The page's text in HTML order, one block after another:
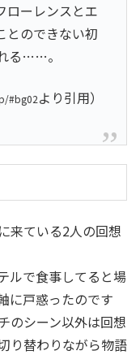
ローレンスとエ
とのできない初
る……。
#bg02より引用）
来ている2人の回想
ルで食事してると場
に戸惑ったのです
のシーン以外は回想
り替わりながら物語